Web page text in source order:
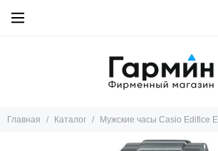
Главная Каталог Мужские часы Casio Edifice